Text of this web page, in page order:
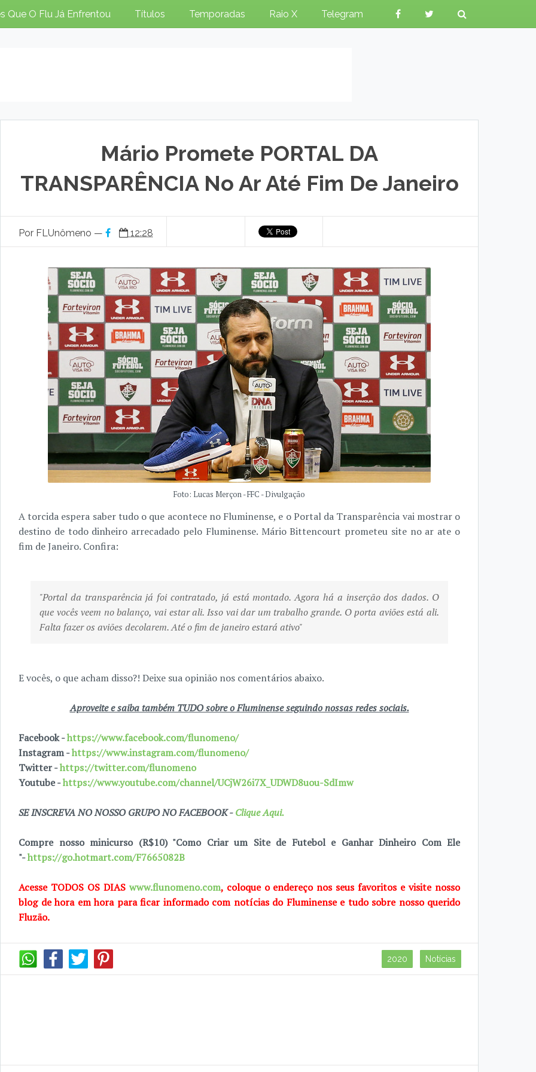
Que O Flu Já Enfrentou Títulos Temporadas Raio X Telegram
Mário Promete PORTAL DA
TRANSPARÊNCIA No Ar Até Fim De Janeiro
Por FLUnômeno — 12:28
Foto: Lucas Merçon - FFC - Divulgação
A torcida espera saber tudo o que acontece no Fluminense, e o Portal da Transparência vai mostrar o
destino de todo dinheiro arrecadado pelo Fluminense. Mário Bittencourt prometeu site no ar ate o
fim de Janeiro. Confira:
"Portal da transparência já foi contratado, já está montado. Agora há a inserção dos dados. O
que vocês veem no balanço, vai estar ali. Isso vai dar um trabalho grande. O porta aviões está ali.
Falta fazer os aviões decolarem. Até o fim de janeiro estará ativo"
E vocês, o que acham disso?! Deixe sua opinião nos comentários abaixo.
Aproveite e saiba também TUDO sobre o Fluminense seguindo nossas redes sociais.
Facebook -https://www.facebook.com/flunomeno/
Instagram -https://www.instagram.com/flunomeno/
Twitter -https://twitter.com/flunomeno
Youtube -https://www.youtube.com/channel/UCjW26i7X_UDWD8uou-SdImw
SE INSCREVA NO NOSSO GRUPO NO FACEBOOK -Clique Aqui.
Compre nosso minicurso (R$10) "Como Criar um Site de Futebol e Ganhar Dinheiro Com Ele
"-https://go.hotmart.com/F7665082B
Acesse TODOS OS DIAS www.flunomeno.com, coloque o endereço nos seus favoritos e visite nosso
blog de hora em hora para ficar informado com notícias do Fluminense e tudo sobre nosso querido
Fluzão.
2020 Notícias